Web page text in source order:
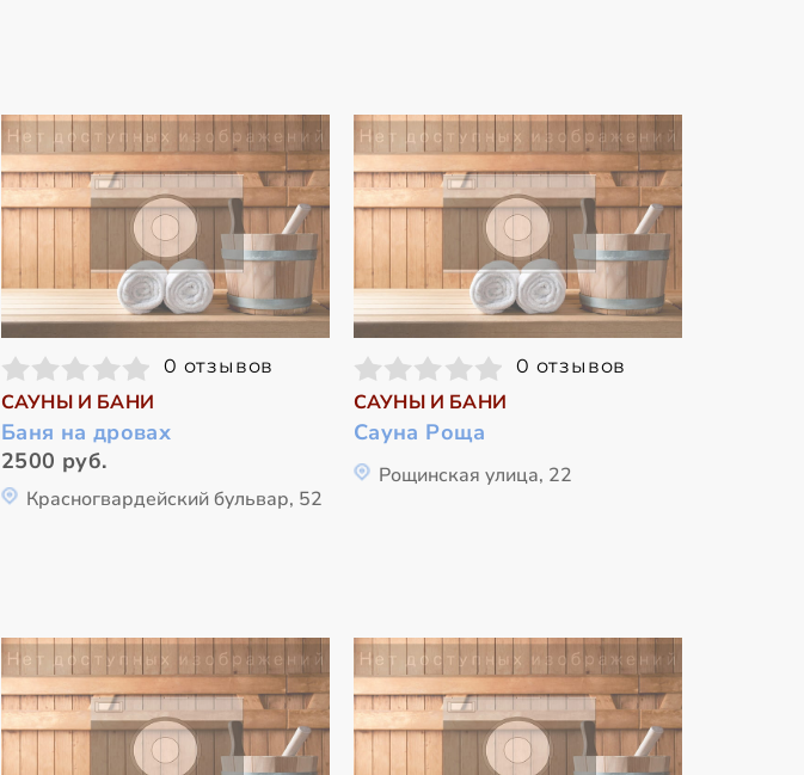
0 отзывов
САУНЫ И БАНИ
Баня на дровах
2500 руб.
Красногвардейский бульвар, 52
0 отзывов
САУНЫ И БАНИ
Сауна Роща
Рощинская улица, 22